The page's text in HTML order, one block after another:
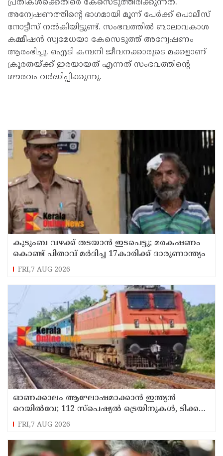
പ്രതികൾക്കെതിരെ കേസെടുത്തിരിക്കുന്നത്.
അന്വേഷണത്തിന്റെ ഭാഗമായി മൂന്ന് പേർക്ക് പൊലീസ്
നോട്ടീസ് നൽകിയിട്ടുണ്ട്. സംഭവത്തിൽ ബാലാവകാശ
കമ്മീഷൻ സ്വമേധയാ കേസെടുത്ത് അന്വേഷണം
ആരംഭിച്ചു. ഐടി കമ്പനി ജീവനക്കാരുടെ മക്കളാണ്
ക്രൂരതയ്ക്ക് ഇരയായത് എന്നത് സംഭവത്തിന്റെ
ഗൗരവം വർദ്ധിപ്പിക്കുന്നു.
കുടുംബ വഴക്ക് തടയാന്‍ ഇടപെട്ടു; മരകഷണം
കൊണ്ട് പിതാവ് മർദിച്ച 17കാരിക്ക് ദാരുണാന്ത്യം
FRI,7 AUG 2026
ഓണക്കാലം ആഘോഷമാക്കാൻ ഇന്ത്യൻ
റെയിൽവേ; 112 സ്പെഷ്യൽ ട്രെയിനുകൾ, ടിക്കറ്റ്
ബുക്കിംഗുകൾ ഉടൻ ആരംഭിക്കും
FRI,7 AUG 2026